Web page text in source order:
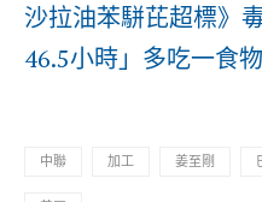
沙拉油苯駢芘超標》
46.5小時」多吃一食
中聯 加工 姜至剛